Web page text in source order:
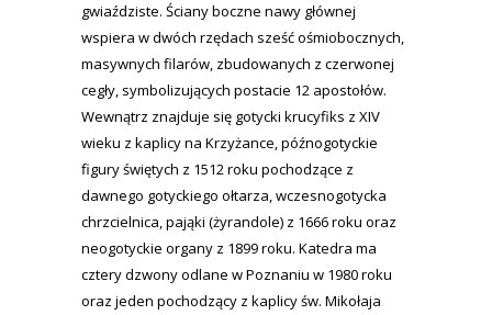
gwiaździste. Ściany boczne nawy głównej
wspiera w dwóch rzędach sześć ośmiobocznych,
masywnych filarów, zbudowanych z czerwonej
cegły, symbolizujących postacie 12 apostołów.
Wewnątrz znajduje się gotycki krucyfiks z XIV
wieku z kaplicy na Krzyżance, późnogotyckie
figury świętych z 1512 roku pochodzące z
dawnego gotyckiego ołtarza, wczesnogotycka
chrzcielnica, pająki (żyrandole) z 1666 roku oraz
neogotyckie organy z 1899 roku. Katedra ma
cztery dzwony odlane w Poznaniu w 1980 roku
oraz jeden pochodzący z kaplicy św. Mikołaja